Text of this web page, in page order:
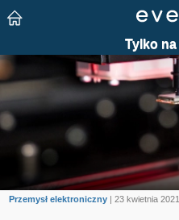
Przemysł elektroniczny | 23 kwietnia 2021